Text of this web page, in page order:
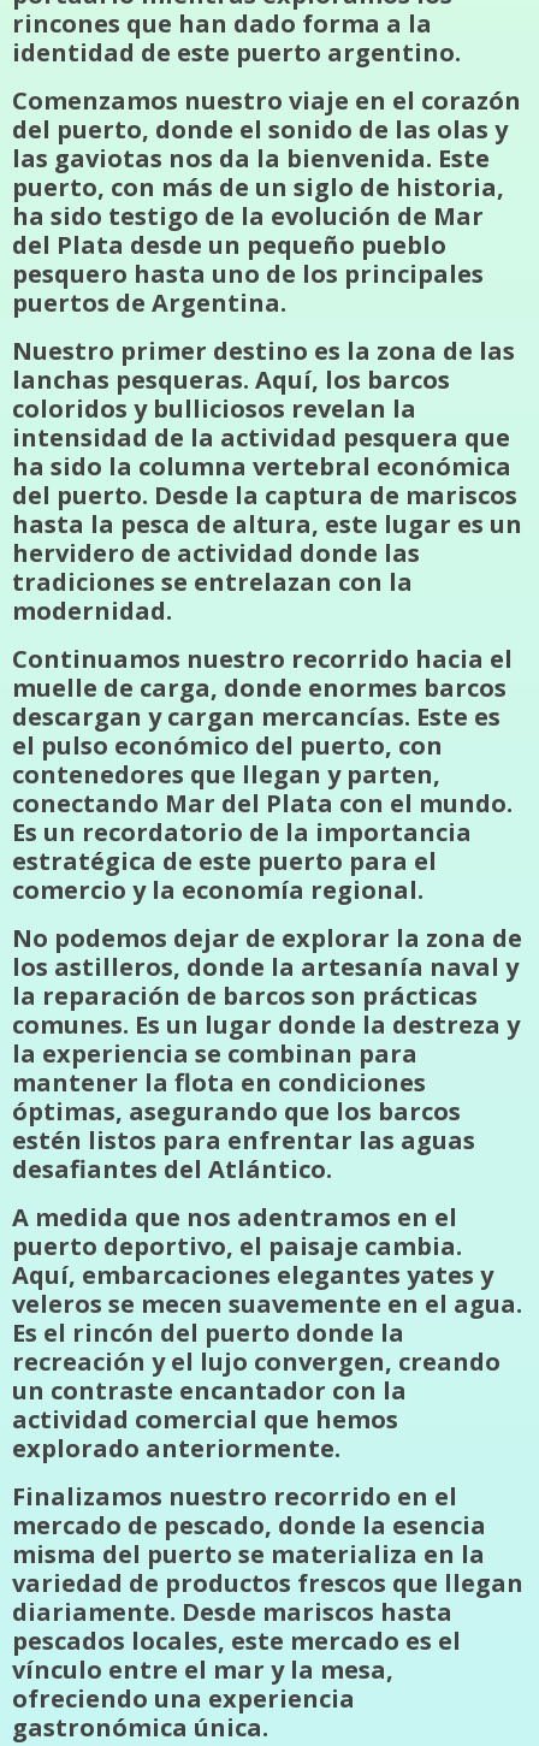
rincones que han dado forma a la
identidad de este puerto argentino.
Comenzamos nuestro viaje en el corazón
del puerto, donde el sonido de las olas y
las gaviotas nos da la bienvenida. Este
puerto, con más de un siglo de historia,
ha sido testigo de la evolución de Mar
del Plata desde un pequeño pueblo
pesquero hasta uno de los principales
puertos de Argentina.
Nuestro primer destino es la zona de las
lanchas pesqueras. Aquí, los barcos
coloridos y bulliciosos revelan la
intensidad de la actividad pesquera que
ha sido la columna vertebral económica
del puerto. Desde la captura de mariscos
hasta la pesca de altura, este lugar es un
hervidero de actividad donde las
tradiciones se entrelazan con la
modernidad.
Continuamos nuestro recorrido hacia el
muelle de carga, donde enormes barcos
descargan y cargan mercancías. Este es
el pulso económico del puerto, con
contenedores que llegan y parten,
conectando Mar del Plata con el mundo.
Es un recordatorio de la importancia
estratégica de este puerto para el
comercio y la economía regional.
No podemos dejar de explorar la zona de
los astilleros, donde la artesanía naval y
la reparación de barcos son prácticas
comunes. Es un lugar donde la destreza y
la experiencia se combinan para
mantener la flota en condiciones
óptimas, asegurando que los barcos
estén listos para enfrentar las aguas
desafiantes del Atlántico.
A medida que nos adentramos en el
puerto deportivo, el paisaje cambia.
Aquí, embarcaciones elegantes yates y
veleros se mecen suavemente en el agua.
Es el rincón del puerto donde la
recreación y el lujo convergen, creando
un contraste encantador con la
actividad comercial que hemos
explorado anteriormente.
Finalizamos nuestro recorrido en el
mercado de pescado, donde la esencia
misma del puerto se materializa en la
variedad de productos frescos que llegan
diariamente. Desde mariscos hasta
pescados locales, este mercado es el
vínculo entre el mar y la mesa,
ofreciendo una experiencia
gastronómica única.